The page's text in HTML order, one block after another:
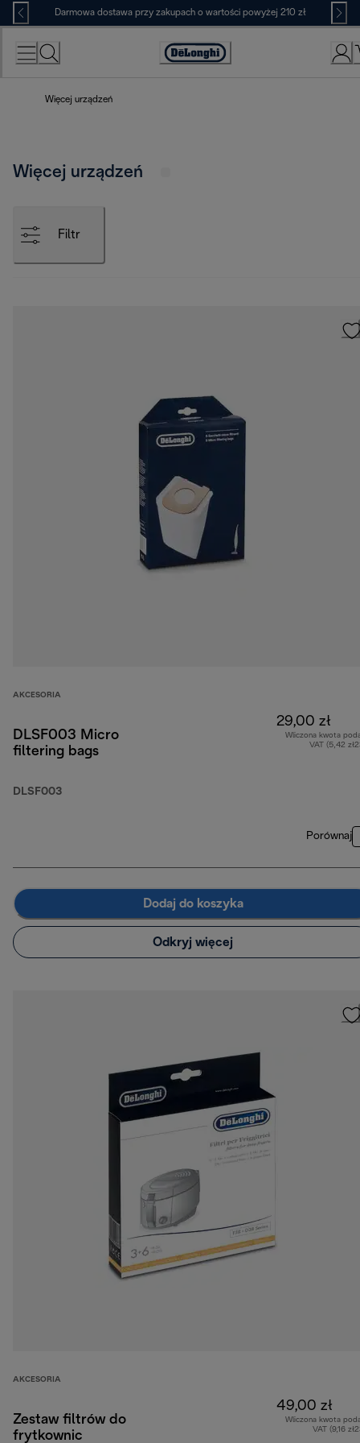
Skip
to
Content
Darmowa dostawa przy zakupach o wartości powyżej 210 zł
Deklaracja
Więcej urządzeń
Więcej urządzeń
Filtr
AKCESORIA
DLSF003 Micro
filtering bags
DLSF003
29,00 zł
Wliczona kwota
VAT (5,42
Porównaj
Dodaj do koszyka
Odkryj więcej
AKCESORIA
Zestaw filtrów do
frytkownic
49,00 zł
Wliczona kwota
VAT (9,16